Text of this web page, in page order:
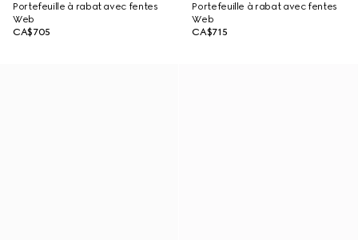
Portefeuille à rabat avec fentes
Web
CA$705
Portefeuille à rabat avec fentes
Web
CA$715